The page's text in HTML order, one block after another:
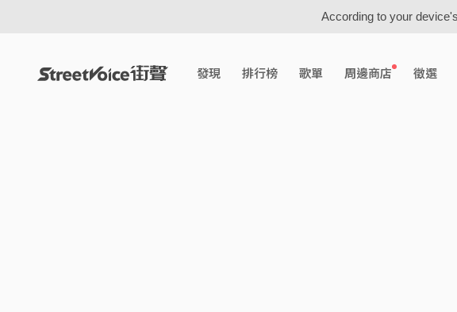
According to your
發現 排行榜 歌單 周邊商店 徵選